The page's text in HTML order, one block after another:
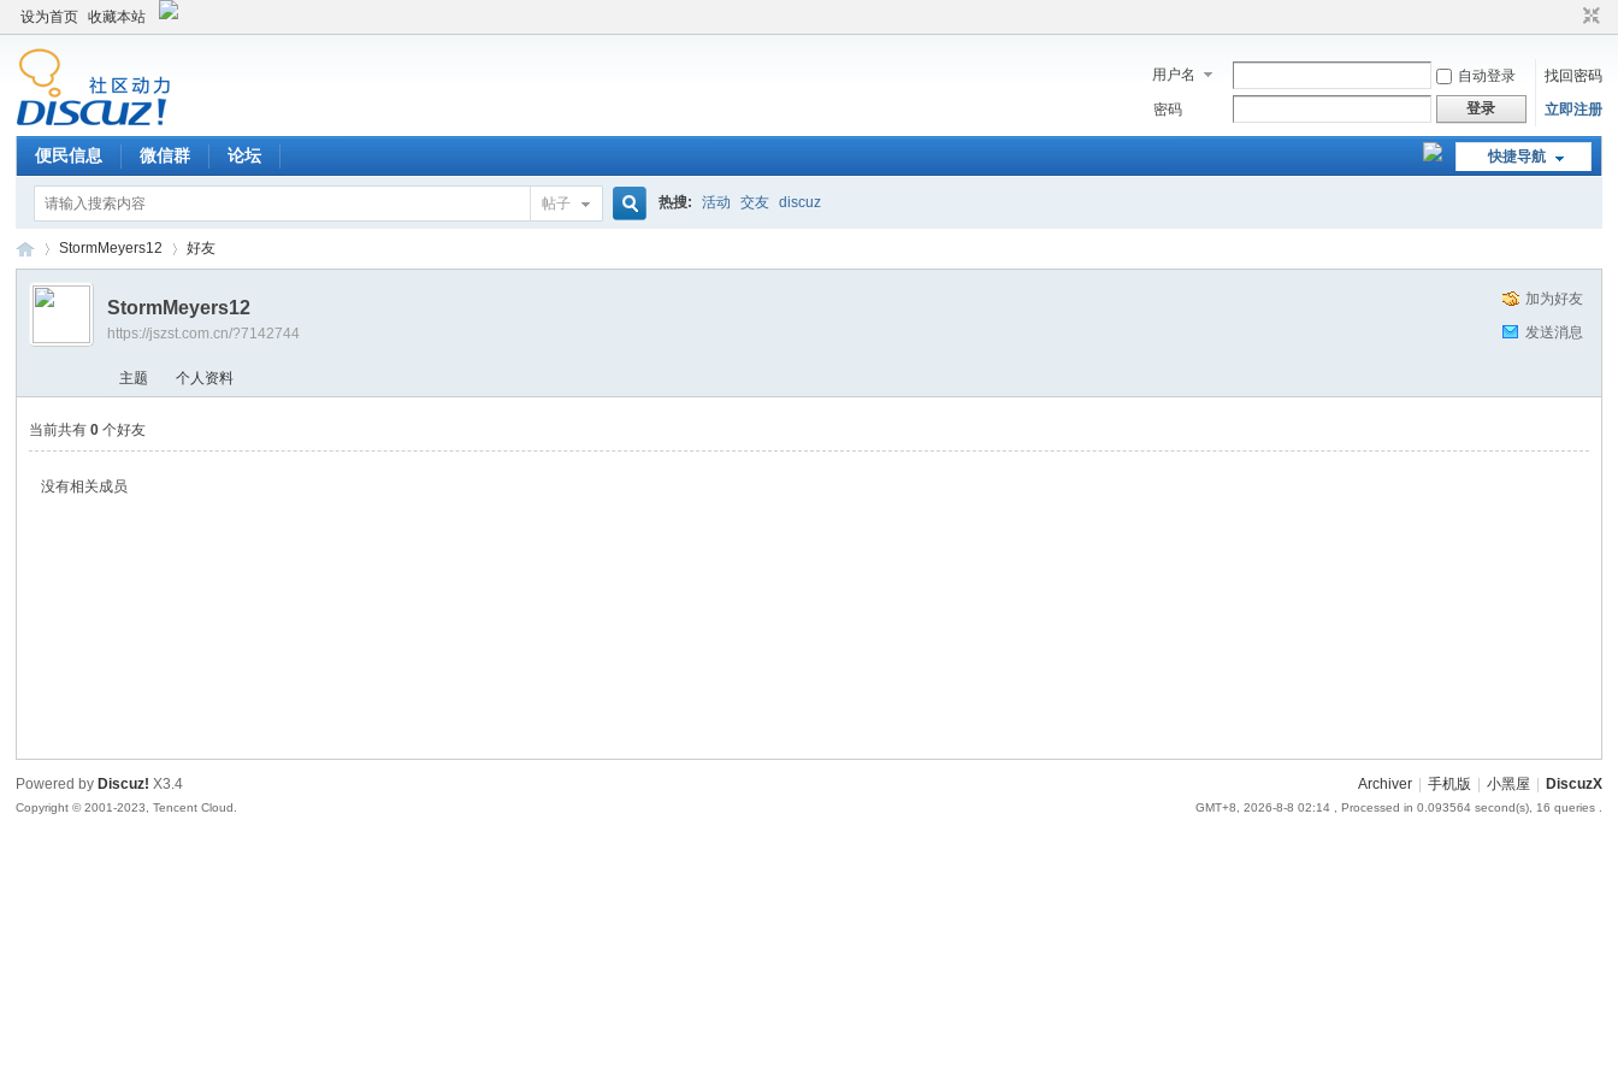
设为首页 收藏本站
用户名 自动登录
找回密码
密码
登录 立即注册
快捷导航
便民信息 微信群 论坛
帖子 热搜: 活动 交友 discuz
›
StormMeyers12 好友
加为好友
发送消息
StormMeyers12
https://jszst.com.cn/?7142744
主题 个人资料
当前共有0 个好友
没有相关成员
Archiver 手机版 小黑屋 DiscuzX
GMT+8, 2026-8-8 02:14, Processed in 0.093564 second(s), 16 queries .
Powered by Discuz! X3.4
Copyright © 2001-2023, Tencent Cloud.